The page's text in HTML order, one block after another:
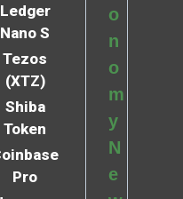
Ledger
Nano S
Tezos
(XTZ)
Shiba
Token
Pro
o
n
o
m
y
N
e